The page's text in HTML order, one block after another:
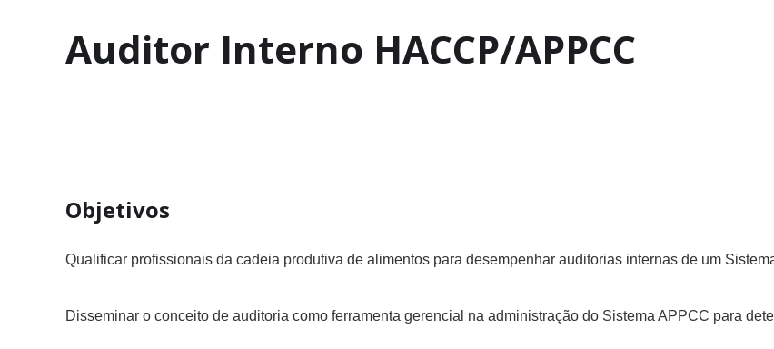
Auditor Interno HACCP/APPCC
Objetivos
Qualificar profissionais da cadeia produtiva de alimentos para desempenhar auditorias internas de um
Disseminar o conceito de auditoria como ferramenta gerencial na administração do Sistema APPCC para